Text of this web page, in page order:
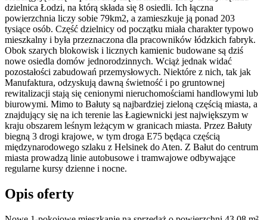
dzielnica Łodzi, na którą składa się 8 osiedli. Ich łączna
powierzchnia liczy sobie 79km2, a zamieszkuje ją ponad 203
tysiące osób. Część dzielnicy od początku miała charakter typowo
mieszkalny i była przeznaczona dla pracowników łódzkich fabryk.
Obok szarych blokowisk i licznych kamienic budowane są dziś
nowe osiedla domów jednorodzinnych. Wciąż jednak widać
pozostałości zabudowań przemysłowych. Niektóre z nich, tak jak
Manufaktura, odzyskują dawną świetność i po gruntownej
rewitalizacji stają się cenionymi nieruchomościami handlowymi lub
biurowymi. Mimo to Bałuty są najbardziej zieloną częścią miasta, a
znajdujący się na ich terenie las Łagiewnicki jest największym w
kraju obszarem leśnym leżącym w granicach miasta. Przez Bałuty
biegną 3 drogi krajowe, w tym droga E75 będąca częścią
międzynarodowego szlaku z Helsinek do Aten. Z Bałut do centrum
miasta prowadzą linie autobusowe i tramwajowe odbywające
regularne kursy dzienne i nocne.
Opis oferty